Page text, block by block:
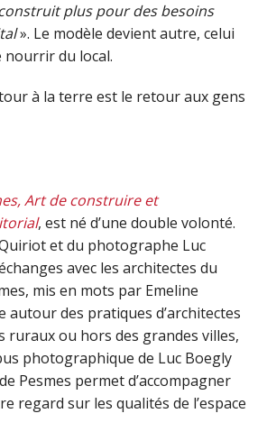
plus pour des besoins
». Le modèle devient autre, celui
nourrir du local.
à la terre est le retour aux gens
Art de construire et
, est né d’une double volonté.
et du photographe Luc
avec les architectes du
mis en mots par Emeline
autour des pratiques d’architectes
ruraux ou hors des grandes villes,
photographique de Luc Boegly
Pesmes permet d’accompagner
regard sur les qualités de l’espace